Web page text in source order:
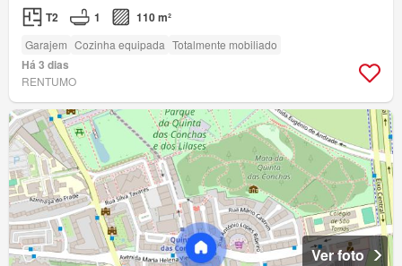
T2 1 110 m²
Garajem Cozinha equipada Totalmente mobiliado
Há 3 dias
RENTUMO
Ver foto